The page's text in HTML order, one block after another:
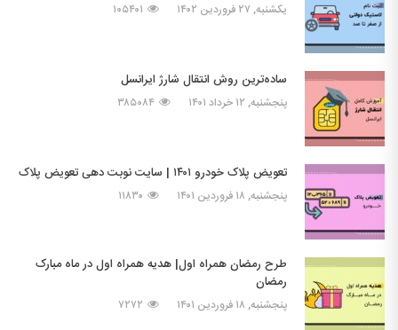
یکشنبه, ۲۷ فروردین ۱۴۰۲ ۱۰۵۴۰۱
ساده‌ترین روش انتقال شارژ ایرانسل
پنجشنبه, ۱۲ خرداد ۱۴۰۱ ۳۸۵۰۸۴
تعویض پلاک خودرو ۱۴۰۱ | سایت نوبت دهی تعویض پلاک
پنجشنبه, ۱۸ فروردین ۱۴۰۱ ۱۱۸۳۰
طرح رمضان همراه اول| هدیه همراه اول در ماه مبارک
رمضان
پنجشنبه, ۱۸ فروردین ۱۴۰۱ ۷۲۷۲